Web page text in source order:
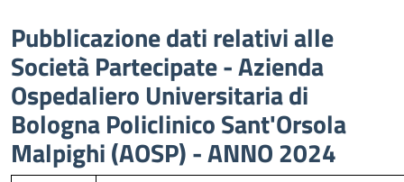
Descrizione
Pubblicazione dati relativi alle
Società Partecipate - Azienda
Ospedaliero Universitaria di
Bologna Policlinico Sant'Orsola
Malpighi (AOSP) - ANNO 2024